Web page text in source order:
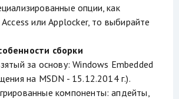
опции, как
или Applocker, то выбирайте
сборки
за основу: Windows Embedded
на MSDN - 15.12.2014 г.).
компоненты: апдейты,